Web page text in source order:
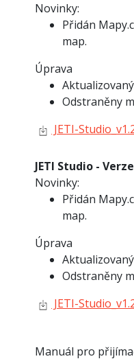
Novinky:
Přidán
map.
Úprava
Odstraněny
JETI-
JETI Studio -
Novinky:
Přidán
map.
Úprava
Odstraněny
JETI-
Manuál pro